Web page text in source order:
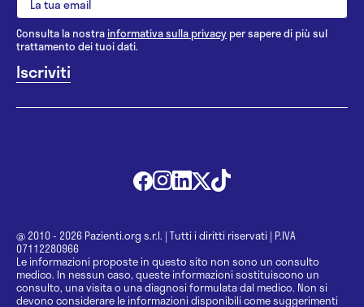
Consulta la nostrainformativa sulla privacy per sapere di più sul
trattamento dei tuoi dati.
@ 2010 - 2026 Pazienti.org s.r.l. | Tutti i diritti riservati | P.IVA
07112280966
Le informazioni proposte in questo sito non sono un consulto
medico. In nessun caso, queste informazioni sostituiscono un
consulto, una visita o una diagnosi formulata dal medico. Non si
devono considerare le informazioni disponibili come suggerimenti